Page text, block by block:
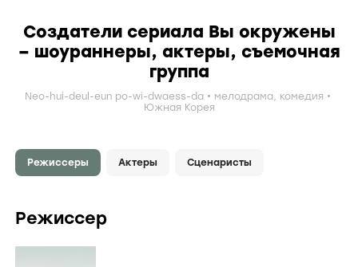
Создатели сериала Вы окружены
– шоураннеры, актеры, съемочная
группа
Neo-hui-deul-eun po-wi-dwaess-da мелодрама, комедия
Южная Корея
Режиссеры Актеры Сценаристы
Режиссер